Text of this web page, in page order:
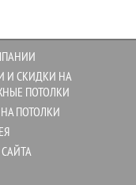
И СКИДКИ НА
ПОТОЛКИ
ПОТОЛКИ